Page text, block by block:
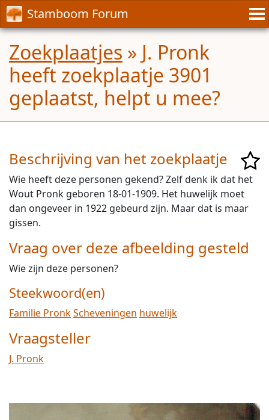
Stamboom Forum
Zoekplaatjes » J. Pronk
heeft zoekplaatje 3901
geplaatst, helpt u mee?
Beschrijving van het zoekplaatje
Wie heeft deze personen gekend? Zelf denk ik dat het
Wout Pronk geboren 18-01-1909. Het huwelijk moet
dan ongeveer in 1922 gebeurd zijn. Maar dat is maar
gissen.
Vraag over deze afbeelding gesteld
Wie zijn deze personen?
Steekwoord(en)
Familie PronkScheveningen huwelijk
Vraagsteller
J. Pronk